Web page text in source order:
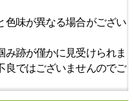
味が異なる場合がござい
跡が僅かに見受けられま
良ではございませんのでご